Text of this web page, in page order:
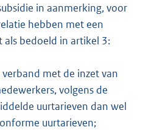
in aanmerking, voor
hebben met een
als bedoeld in artikel 3:
met de inzet van
volgens de
uurtarieven dan wel
uurtarieven;